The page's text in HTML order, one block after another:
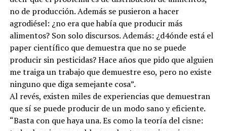
no de producción. Además se pusieron a hacer
agrodiésel: ¿no era que había que producir más
alimentos? Son solo discursos. Además: ¿d4ónde está el
paper científico que demuestra que no se puede
producir sin pesticidas? Hace años que pido que alguien
me traiga un trabajo que demuestre eso, pero no existe
ninguno que diga semejante cosa”.
Al revés, existen miles de experiencias que demuestran
que sí se puede producir de un modo sano y eficiente.
“Basta con que haya una. Es como la teoría del cisne: